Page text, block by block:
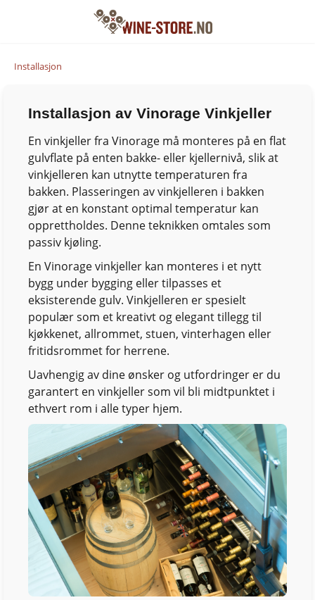
Installasjon
Installasjon av Vinorage Vinkjeller
En vinkjeller fra Vinorage må monteres på en flat
gulvflate på enten bakke- eller kjellernivå, slik at
vinkjelleren kan utnytte temperaturen fra
bakken. Plasseringen av vinkjelleren i bakken
gjør at en konstant optimal temperatur kan
opprettholdes. Denne teknikken omtales som
passiv kjøling.
En Vinorage vinkjeller kan monteres i et nytt
bygg under bygging eller tilpasses et
eksisterende gulv. Vinkjelleren er spesielt
populær som et kreativt og elegant tillegg til
kjøkkenet, allrommet, stuen, vinterhagen eller
fritidsrommet for herrene.
Uavhengig av dine ønsker og utfordringer er du
garantert en vinkjeller som vil bli midtpunktet i
ethvert rom i alle typer hjem.